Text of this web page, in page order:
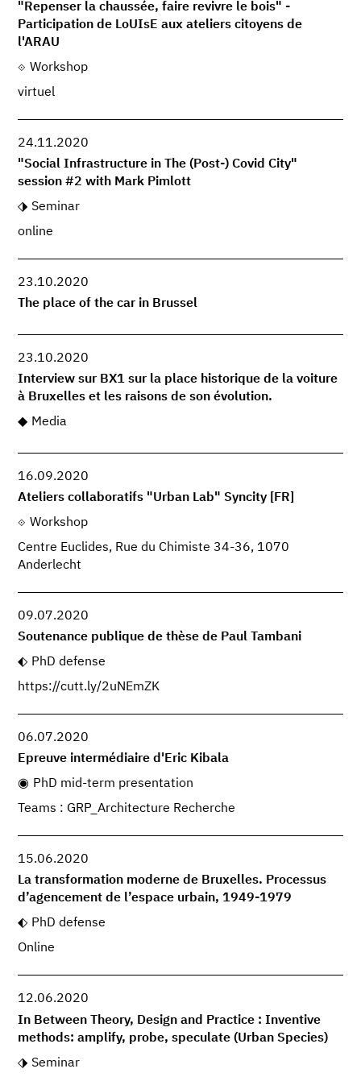
"Repenser la chaussée, faire revivre le bois" -
Participation de LoUIsE aux ateliers citoyens de
l'ARAU
Workshop
virtuel
24.11.2020
"Social Infrastructure in The (Post-) Covid City"
session #2 with Mark Pimlott
Seminar
online
23.10.2020
The place of the car in Brussel
23.10.2020
Interview sur BX1 sur la place historique de la voiture
à Bruxelles et les raisons de son évolution.
Media
16.09.2020
Ateliers collaboratifs "Urban Lab" Syncity [FR]
Workshop
Centre Euclides, Rue du Chimiste 34-36, 1070
Anderlecht
09.07.2020
Soutenance publique de thèse de Paul Tambani
PhD defense
https://cutt.ly/2uNEmZK
06.07.2020
Epreuve intermédiaire d'Eric Kibala
PhD mid-term presentation
Teams : GRP_Architecture Recherche
15.06.2020
La transformation moderne de Bruxelles. Processus
d’agencement de l’espace urbain, 1949-1979
PhD defense
Online
12.06.2020
In Between Theory, Design and Practice : Inventive
methods: amplify, probe, speculate (Urban Species)
Seminar